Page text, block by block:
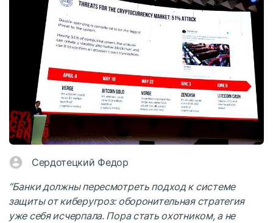
Сердотецкий Федор
“Банки должны пересмотреть подход к системе
защиты от киберугроз: оборонительная стратегия
уже себя исчерпала. Пора стать охотником, а не